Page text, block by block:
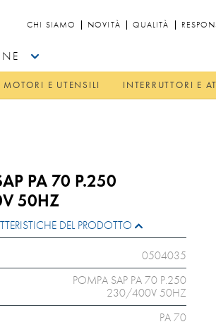
CHI SIAMO NOVITÀ QUALITÀ
MOTORI E UTENSILI INTERRUTTORI E
PA 70 P.250
50HZ
DEL PRODOTTO
0504035
POMPA SAP PA 70 P.250
230/400V 50HZ
PA 70